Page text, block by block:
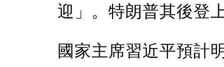
迎」。特朗普其後登
國家主席習近平預計